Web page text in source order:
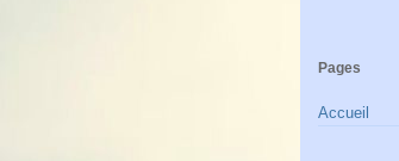
Pages
Accueil